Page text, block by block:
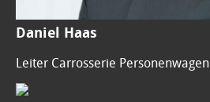
Daniel Haas
Leiter Carrosserie Personenwagen